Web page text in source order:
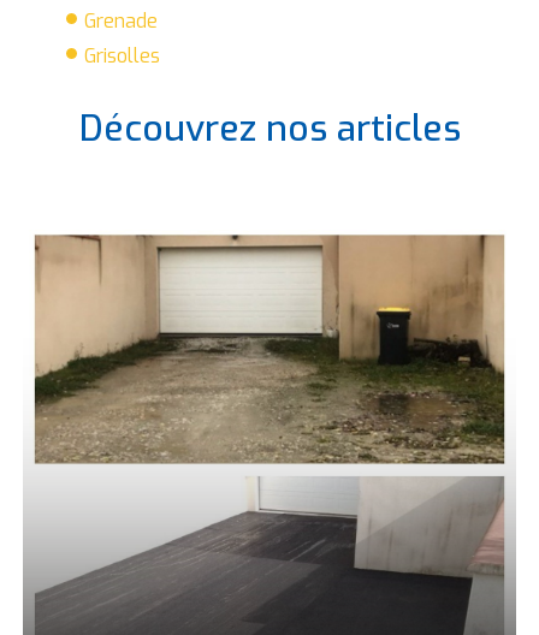
Grenade
Grisolles
Découvrez nos articles